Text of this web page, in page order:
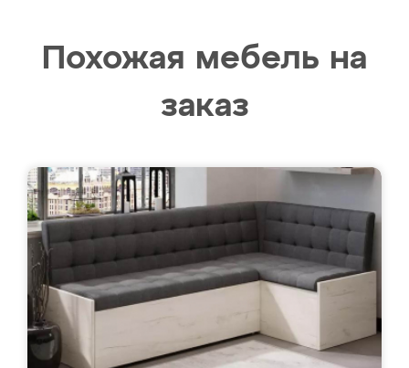
Похожая мебель на
заказ